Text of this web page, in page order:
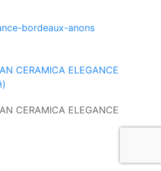
CERAMICA ELEGANCE
CERAMICA ELEGANCE